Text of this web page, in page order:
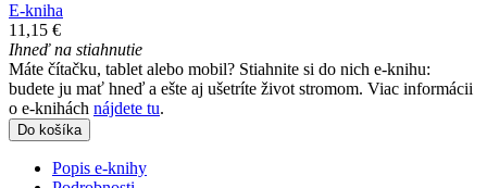
E-kniha
11,15 €
Ihneď na stiahnutie
Máte čítačku, tablet alebo mobil? Stiahnite si do nich e-knihu:
budete ju mať hneď a ešte aj ušetríte život stromom. Viac informácii
o e-knihách nájdete tu.
Do košíka
Popis e-knihy